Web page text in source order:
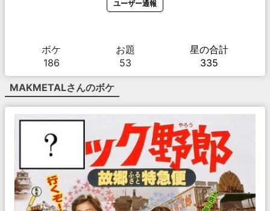
ユーザー通報
ボケ
186
お題
53
星の合計
335
MAKMETALさんのボケ